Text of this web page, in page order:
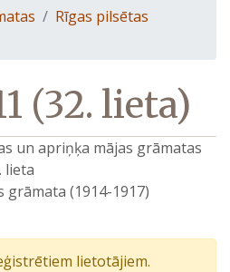
Rīgas pilsētas
(32. lieta)
un apriņķa mājas grāmatas
lieta
grāmata (1914-1917)
lietotājiem.